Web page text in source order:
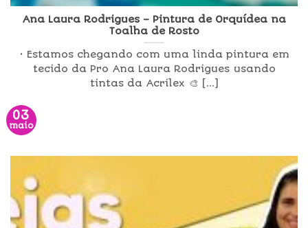
Ana Laura Rodrigues – Pintura de Orquídea na
Toalha de Rosto
• Estamos chegando com uma linda pintura em
tecido da Pro Ana Laura Rodrigues usando
tintas da Acrilex 🎨 [...]
03
maio